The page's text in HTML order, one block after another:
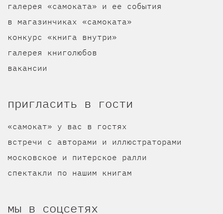
галерея «самоката» и ее события
в магазинчиках «самоката»
конкурс «книга внутри»
галерея книголюбов
вакансии
пригласить в гости
«самокат» у вас в гостях
встречи с авторами и иллюстраторами
московское и питерское ралли
спектакли по нашим книгам
мы в соцсетях